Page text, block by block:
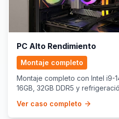
PC Alto Rendimiento
Montaje completo
Montaje completo con Intel i9-
16GB, 32GB DDR5 y
Ver caso completo